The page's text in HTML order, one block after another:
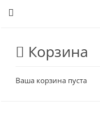
Корзина
Ваша корзина пуста